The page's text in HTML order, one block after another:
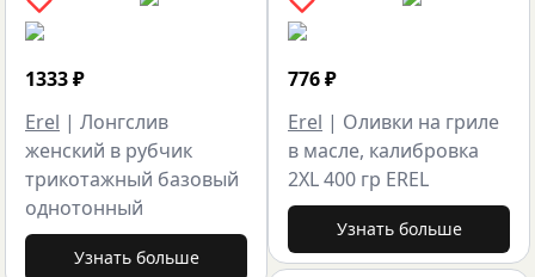
1333₽
Erel | Лонгслив
женский в рубчик
трикотажный базовый
однотонный
Узнать больше
776₽
Erel | Оливки на гриле
в масле, калибровка
2XL 400 гр EREL
Узнать больше